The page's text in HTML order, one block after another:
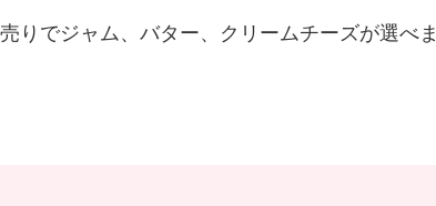
りでジャム、バター、クリームチーズが選べま